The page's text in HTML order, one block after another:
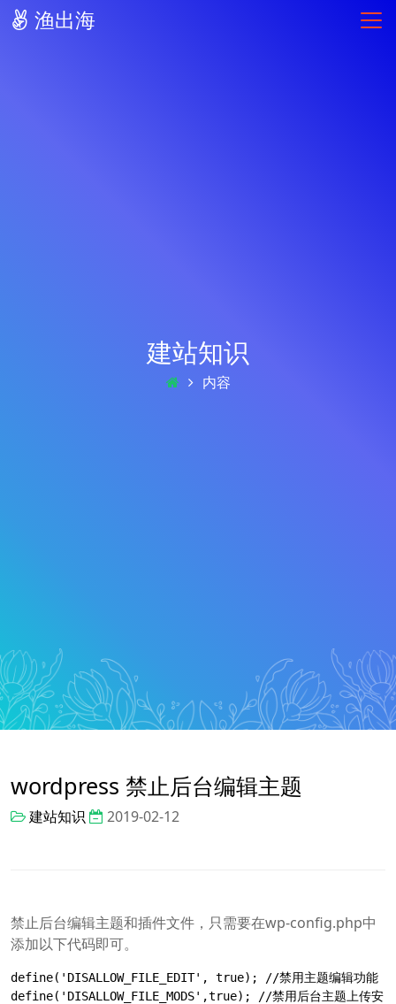
渔出海
建站知识
内容
wordpress 禁止后台编辑主题
建站知识 2019-02-12
禁止后台编辑主题和插件文件，只需要在wp-config.php中
添加以下代码即可。
define('DISALLOW_FILE_EDIT', true); //禁用主题编辑功能
define('DISALLOW_FILE_MODS',true); //禁用后台主题上传安